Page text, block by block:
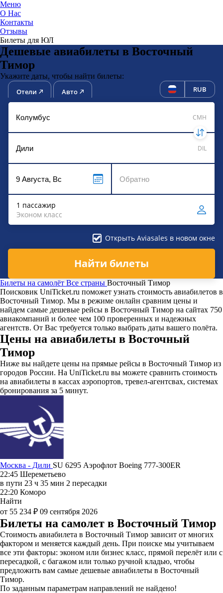
Меню
О Нас
Контакты
Отзывы
Билеты для ЮЛ
Дешевые авиабилеты в Восточный
Тимор
Укажите даты, чтобы найти билеты:
Отели Авто RUB
CMH
DIL
1 пассажир
Эконом класс
Открыть Aviasales в новом окне
Найти билеты
Билеты на самолёт Все страны Восточный Тимор
Поисковик UniTicket.ru поможет узнать стоимость авиабилетов в
Восточный Тимор. Мы в режиме онлайн сравним цены и
найдем самые дешевые рейсы в Восточный Тимор на сайтах 750
авиакомпаний и более чем 100 проверенных и надежных
агентств. От Вас требуется только выбрать даты вашего полёта.
Цены на авиабилеты в Восточный
Тимор
Ниже вы найдете цены на прямые рейсы в Восточный Тимор из
городов России. На UniTicket.ru вы можете сравнить стоимость
на авиабилеты в кассах аэропортов, тревел-агентсвах, системах
бронирования за 5 минут.
Москва - Дили SU 6295 Аэрофлот Boeing 777-300ER
22:45 Шереметьево
в пути 23 ч 35 мин 2 пересадки
22:20 Коморо
Найти
от 55 234 ₽ 09 сентября 2026
Билеты на самолет в Восточный Тимор
Стоимость авиабилета в Восточный Тимор зависит от многих
фактором и меняется каждый день. При поиске мы учитываем
все эти факторы: эконом или бизнес класс, прямой перелёт или с
пересадкой, с багажом или только ручной кладью, чтобы
предложить вам самые дешевые авиабилеты в Восточный
Тимор.
По заданным параметрам направлений не найдено!